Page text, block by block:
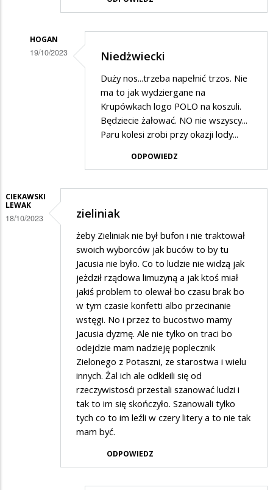
HOGAN
19/10/2023
!
!
Niedżwiecki
Duży nos...trzeba napełnić trzos. Nie
ma to jak wydziergane na
Krupówkach logo POLO na koszuli.
Będziecie żałować. NO nie wszyscy...
Paru kolesi zrobi przy okazji lody...
ODPOWIEDZ
CIEKAWSKI
LEWAK
18/10/2023 zieliniak
żeby Zieliniak nie był bufon i nie traktował
swoich wyborców jak buców to by tu
Jacusia nie było. Co to ludzie nie widzą jak
jeżdził rządowa limuzyną a jak ktoś miał
jakiś problem to olewał bo czasu brak bo
w tym czasie konfetti albo przecinanie
wstęgi. No i przez to bucostwo mamy
Jacusia dyzmę. Ale nie tylko on traci bo
odejdzie mam nadzieję poplecznik
Zielonego z Potaszni, ze starostwa i wielu
innych. Żal ich ale odkleili się od
rzeczywistosći przestali szanować ludzi i
tak to im się skończyło. Szanowali tylko
tych co to im leźli w czery litery a to nie tak
mam być.
ODPOWIEDZ